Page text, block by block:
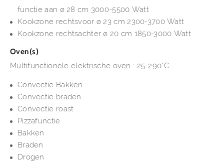
functie aan ø 28 cm 3000-5500 Watt
Kookzone rechtsvoor ø 23 cm 2300-3700 Watt
Kookzone rechtsachter ø 20 cm 1850-3000 Watt
Oven(s)
Multifunctionele elektrische oven : 25-290°C
Convectie Bakken
Convectie braden
Convectie roast
Pizzafunctie
Bakken
Braden
Drogen